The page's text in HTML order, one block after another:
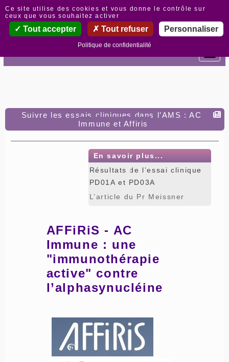
Suivre les essais cliniques dans l’AMS : AC
Immune et Affiris
En savoir plus...
Résultats de l’essai clinique
PD01A et PD03A
L’article du Pr Meissner
AFFiRiS - AC
Immune : une
"immunothérapie
active" contre
l’alphasynucléine
Panneau de gestion des cookies
Ce site utilise des cookies et vous donne le contrôle sur
ceux que vous souhaitez activer
Tout accepter Tout refuser Personnaliser
Politique de confidentialité